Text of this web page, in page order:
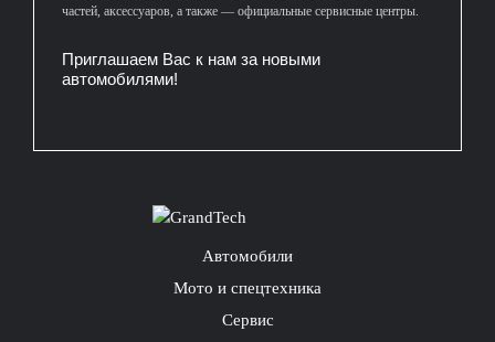
частей, аксессуаров, а также — официальные сервисные центры.
Приглашаем Вас к нам за новыми
автомобилями!
Автомобили
Мото и спецтехника
Сервис